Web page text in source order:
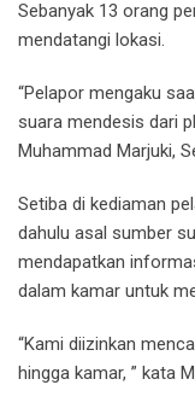
Sebanyak 13 orang
mendatangi lokasi.
“Pelapor mengaku
suara mendesis dari
Muhammad Marjuki,
Setiba di kediaman
dahulu asal sumber
mendapatkan
dalam kamar untuk
“Kami diizinkan
hingga kamar, ” kata